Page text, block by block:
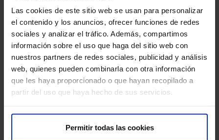
Las cookies de este sitio web se usan para personalizar
el contenido y los anuncios, ofrecer funciones de redes
sociales y analizar el tráfico. Además, compartimos
información sobre el uso que haga del sitio web con
nuestros partners de redes sociales, publicidad y análisis
web, quienes pueden combinarla con otra información
que les haya proporcionado o que hayan recopilado a
partir del uso que haya hecho de sus servicios.
Permitir todas las cookies
Más HM Hospitales
Fundación HM​
Instituto HM Hospitales​
Intranet HM Hospitales​